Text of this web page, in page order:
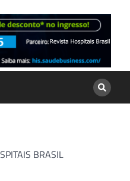
BRASIL